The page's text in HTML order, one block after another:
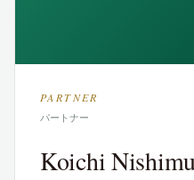
PARTNER
パートナー
Koichi